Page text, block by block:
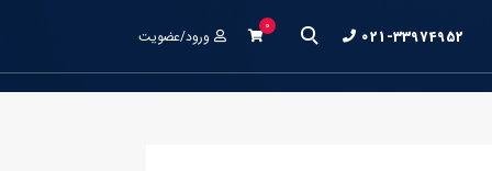
ورود/عضویت
0
021-33974952